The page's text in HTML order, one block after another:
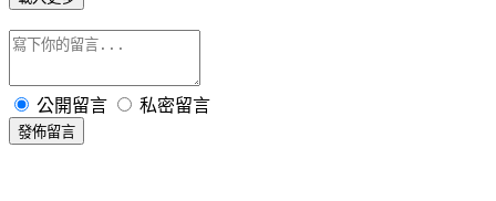
公開留言 私密留言
發佈留言